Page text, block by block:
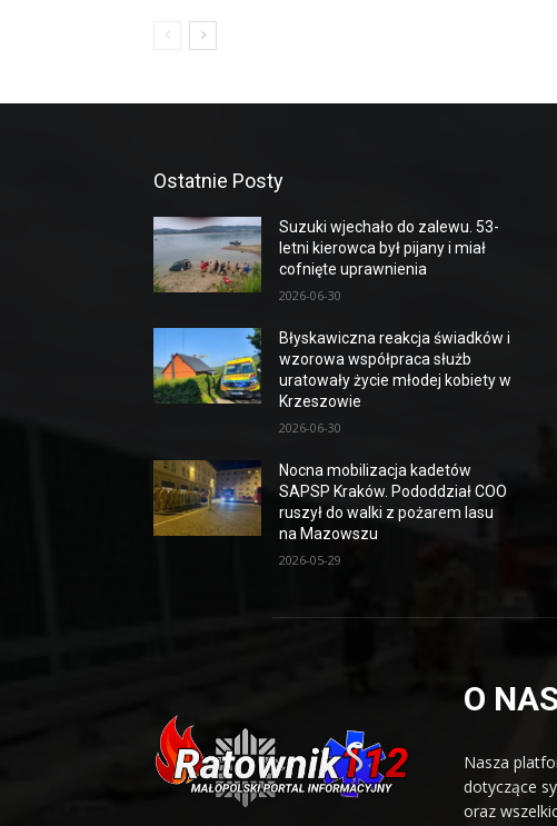
Ostatnie Posty
Suzuki wjechało do zalewu. 53-
letni kierowca był pijany i miał
cofnięte uprawnienia
2026-06-30
Błyskawiczna reakcja świadków i
wzorowa współpraca służb
uratowały życie młodej kobiety w
Krzeszowie
2026-06-30
Nocna mobilizacja kadetów
SAPSP Kraków. Pododdział COO
ruszył do walki z pożarem lasu
na Mazowszu
2026-05-29
O
Nasza
dotyczące
oraz